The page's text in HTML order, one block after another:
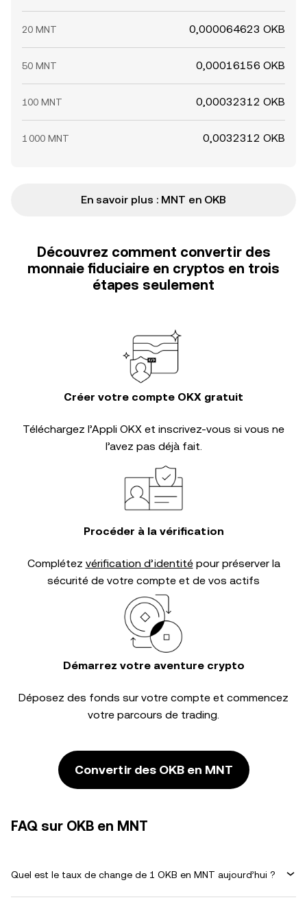
20 MNT 0,000064623 OKB
50 MNT 0,00016156 OKB
100 MNT 0,00032312 OKB
1 000 MNT 0,0032312 OKB
En savoir plus : MNT en OKB
Découvrez comment convertir des
monnaie fiduciaire en cryptos en trois
étapes seulement
Créer votre compte OKX gratuit
Téléchargez l’Appli OKX et inscrivez-vous si vous ne
l’avez pas déjà fait.
Procéder à la vérification
Complétez vérification d’identitépour préserver la
sécurité de votre compte et de vos actifs
Démarrez votre aventure crypto
Déposez des fonds sur votre compte et commencez
votre parcours de trading.
Convertir des OKB en MNT
FAQ sur OKB en MNT
Quel est le taux de change de 1 OKB en MNT aujourd’hui ?